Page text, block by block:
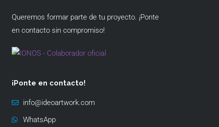
Queremos formar parte de tu proyecto. ¡Ponte
en contacto sin compromiso!
¡Ponte en contacto!
info@ideoartwork.com
WhatsApp